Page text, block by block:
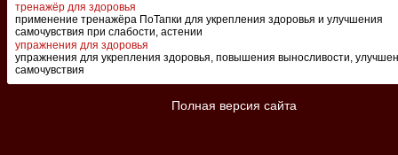
тренажёр для здоровья
применение тренажёра ПоТапки для укрепления здоровья и улучшения
самочувствия при слабости, астении
упражнения для здоровья
упражнения для укрепления здоровья, повышения выносливости,
самочувствия
Полная версия сайта